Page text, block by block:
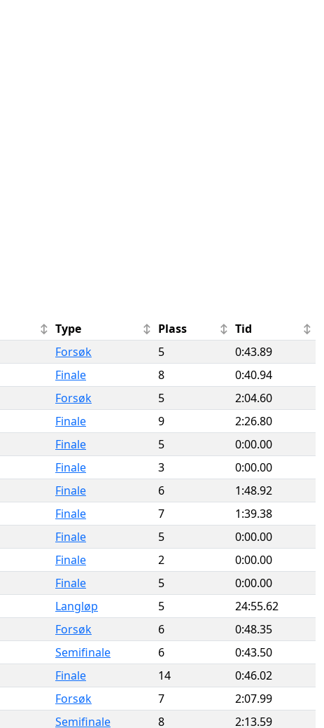
Type Plass
Tid
Forsøk 5
0:43.89
Finale 8
0:40.94
Forsøk 5
2:04.60
Finale 9
2:26.80
Finale 5
0:00.00
Finale 3
0:00.00
Finale 6
1:48.92
Finale 7
1:39.38
Finale 5
0:00.00
Finale 2
0:00.00
Finale 5
0:00.00
Langløp 5
24:55.62
Forsøk 6
0:48.35
Semifinale 6
0:43.50
Finale 14
0:46.02
Forsøk 7
2:07.99
Semifinale 8
2:13.59